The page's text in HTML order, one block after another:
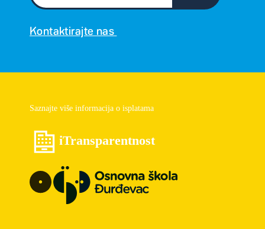
Kontaktirajte nas
Saznajte više informacija o isplatama
iTransparentnost